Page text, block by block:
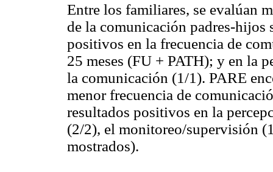
Entre los familiares, se evalúan
de la comunicación padres-hijos
positivos en la frecuencia de
25 meses (FU + PATH); y en la
la comunicación (1/1). PARE
menor frecuencia de
resultados positivos en la
(2/2), el monitoreo/supervisión
mostrados).